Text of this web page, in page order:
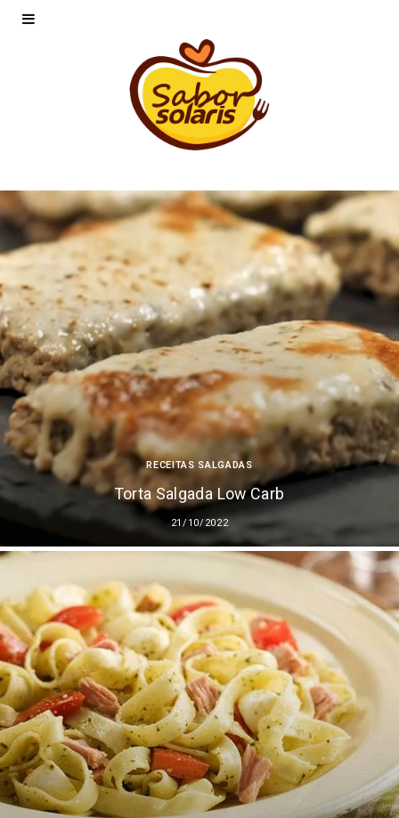
RECEITAS SALGADAS
Torta Salgada Low Carb
21/10/2022